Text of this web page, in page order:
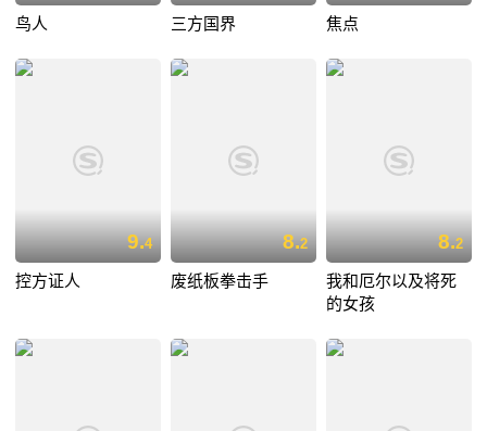
鸟人 三方国界 焦点
9.4
控方证人
8.2
废纸板拳击手
8.2
我和厄尔以及将死
的女孩